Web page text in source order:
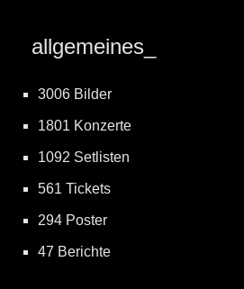
allgemeines_
3006 Bilder
1801 Konzerte
1092 Setlisten
561 Tickets
294 Poster
47 Berichte